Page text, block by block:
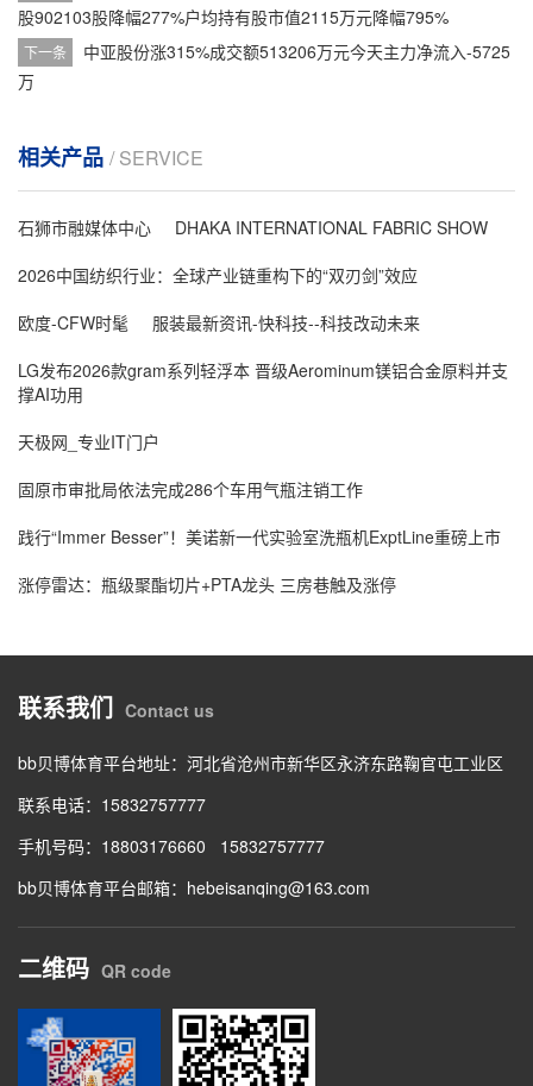
股902103股降幅277%户均持有股市值2115万元降幅795%
下一条
中亚股份涨315%成交额513206万元今天主力净流入-5725
万
相关产品 / SERVICE
石狮市融媒体中心
DHAKA INTERNATIONAL FABRIC SHOW
2026中国纺织行业：全球产业链重构下的“双刃剑”效应
欧度-CFW时髦
服装最新资讯-快科技--科技改动未来
LG发布2026款gram系列轻浮本 晋级Aerominum镁铝合金原料并支
撑AI功用
天极网_专业IT门户
固原市审批局依法完成286个车用气瓶注销工作
践行“Immer Besser”！美诺新一代实验室洗瓶机ExptLine重磅上市
涨停雷达：瓶级聚酯切片+PTA龙头 三房巷触及涨停
联系我们 Contact us
bb贝博体育平台地址： 河北省沧州市新华区永济东路鞠官屯工业区
联系电话： 15832757777
手机号码： 18803176660
15832757777
bb贝博体育平台邮箱： hebeisanqing@163.com
二维码 QR code